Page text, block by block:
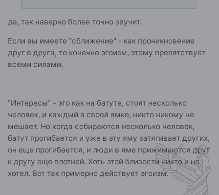
да, так наверно более точно звучит.
Если вы имеете "сближение" - как проникновение
друг в друга, то конечно эгоизм, этому препятствует
всеми силами.
"Интересы" - это как на батуте, стоят несколько
человек, и каждый в своей ямке, никто никому не
мешает. Но когда собираются несколько человек,
батут прогибается и уже в эту яму затягивает других,
он еще прогибается, и люди в яме прижимаются друг
к другу еще плотней. Хоть этой близости никто и не
хотел. Вот так примерно действует эгоизм.